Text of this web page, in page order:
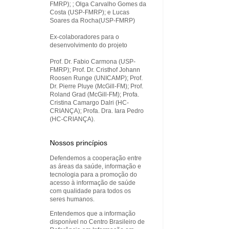
FMRP); ; Olga Carvalho Gomes da
Costa (USP-FMRP); e Lucas
Soares da Rocha(USP-FMRP)
Ex-colaboradores para o
desenvolvimento do projeto
Prof. Dr. Fabio Carmona (USP-
FMRP); Prof. Dr. Cristhof Johann
Roosen Runge (UNICAMP); Prof.
Dr. Pierre Pluye (McGill-FM); Prof.
Roland Grad (McGill-FM); Profa.
Cristina Camargo Dalri (HC-
CRIANÇA); Profa. Dra. Iara Pedro
(HC-CRIANÇA).
Nossos princípios
Defendemos a cooperação entre
as áreas da saúde, informação e
tecnologia para a promoção do
acesso à informação de saúde
com qualidade para todos os
seres humanos.
Entendemos que a informação
disponível no Centro Brasileiro de